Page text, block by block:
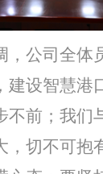
，公司全体
建设智慧港
不前；我们
，切不可抱